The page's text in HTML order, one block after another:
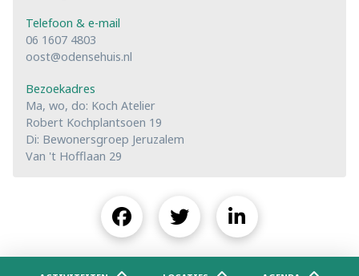
Telefoon & e-mail
06 1607 4803
oost@odensehuis.nl
Bezoekadres
Ma, wo, do: Koch Atelier
Robert Kochplantsoen 19
Di: Bewonersgroep Jeruzalem
Van 't Hofflaan 29